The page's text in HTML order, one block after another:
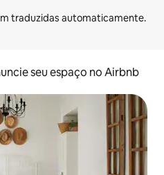
seu espaço no Airbnb